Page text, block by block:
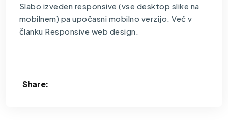
Slabo izveden responsive (vse desktop slike na
mobilnem) pa upočasni mobilno verzijo. Več v
članku Responsive web design.
Share: